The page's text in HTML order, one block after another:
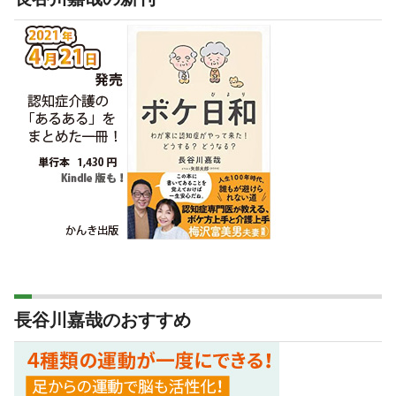
長谷川嘉哉のおすすめ